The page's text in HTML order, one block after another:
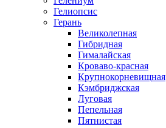
Гелиопсис
Герань
Великолепная
Гибридная
Гималайская
Кроваво-красная
Крупнокорневищная
Кэмбриджская
Луговая
Пепельная
Пятнистая